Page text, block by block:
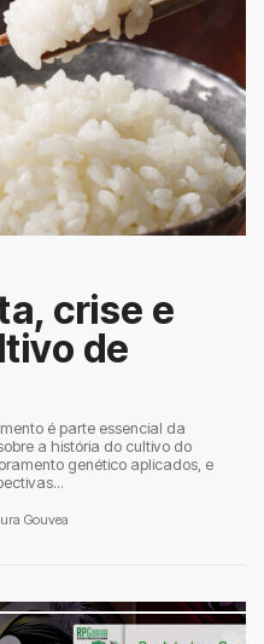
crise e
de
é parte essencial da
a história do cultivo do
genético aplicados, e
Gouvea